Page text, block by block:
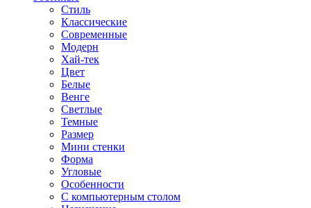
Стиль
Классические
Современные
Модерн
Хай-тек
Цвет
Белые
Венге
Светлые
Темные
Размер
Мини стенки
Форма
Угловые
Особенности
С компьютерным столом